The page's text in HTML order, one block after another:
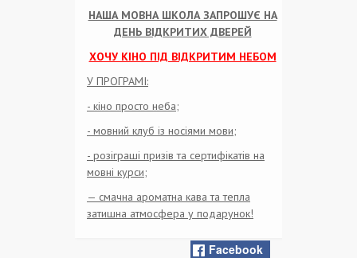
НАША МОВНА ШКОЛА ЗАПРОШУЄ НА
ДЕНЬ ВІДКРИТИХ ДВЕРЕЙ
ХОЧУ КІНО ПІД ВІДКРИТИМ НЕБОМ
У ПРОГРАМІ:
- кіно просто неба;
- мовний клуб із носіями мови;
- розіграші призів та сертифікатів на
мовні курси;
— смачна ароматна кава та тепла
затишна атмосфера у подарунок!
Facebook